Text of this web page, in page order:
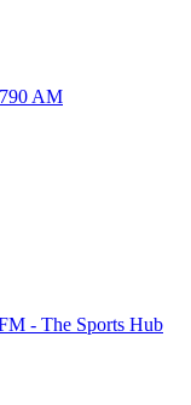
AM
- The Sports Hub